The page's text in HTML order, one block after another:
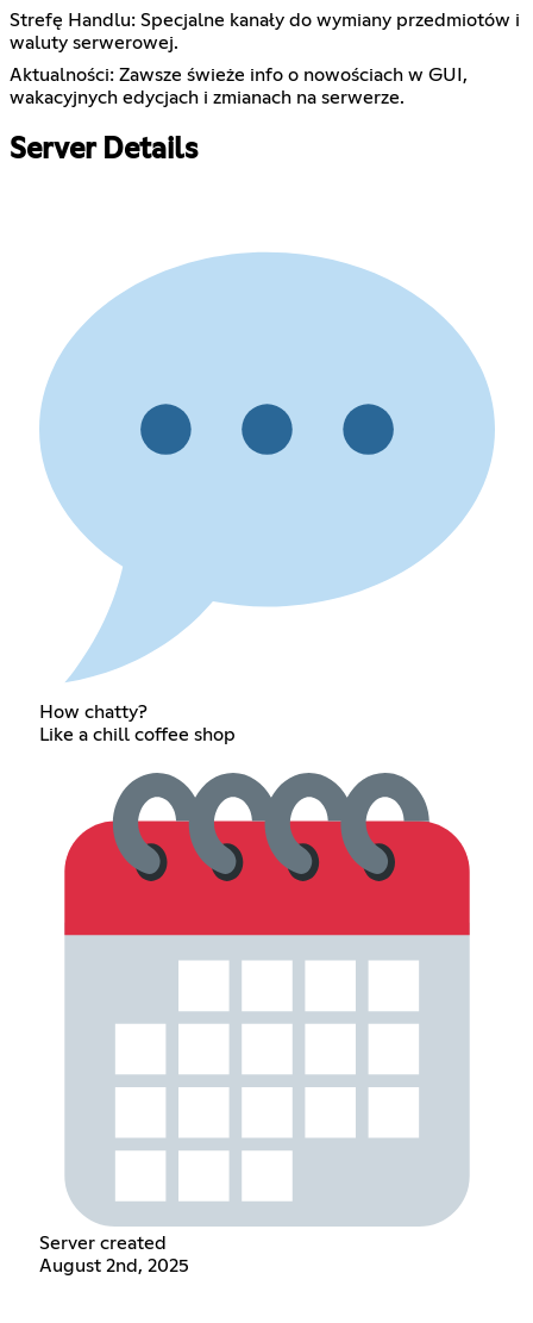
Strefę Handlu: Specjalne kanały do wymiany przedmiotów i
waluty serwerowej.
Aktualności: Zawsze świeże info o nowościach w GUI,
wakacyjnych edycjach i zmianach na serwerze.
Server Details
How chatty?
Like a chill coffee shop
Server created
August 2nd, 2025